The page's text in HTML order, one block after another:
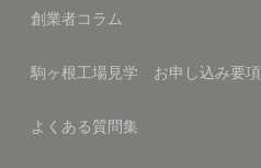
創業者コラム
駒ヶ根工場見学 お申し込み要項
よくある質問集